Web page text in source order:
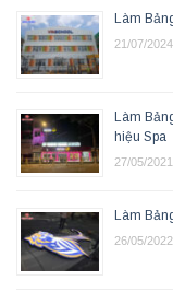
Làm
21/07/2024
Làm
hiệu Spa
27/05/2021
Làm
26/05/2022